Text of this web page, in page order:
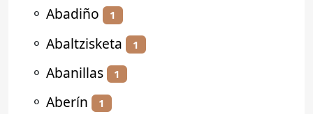
⚬ Abadiño 1
⚬ Abaltzisketa 1
⚬ Abanillas 1
⚬ Aberín 1